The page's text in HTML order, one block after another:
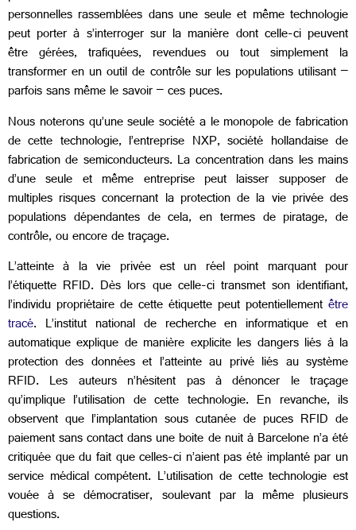
personnelles rassemblées dans une seule et même technologie
peut porter à s’interroger sur la manière dont celle-ci peuvent
être gérées, trafiquées, revendues ou tout simplement la
transformer en un outil de contrôle sur les populations utilisant –
parfois sans même le savoir – ces puces.
Nous noterons qu’une seule société a le monopole de fabrication
de cette technologie, l’entreprise NXP, société hollandaise de
fabrication de semiconducteurs. La concentration dans les mains
d’une seule et même entreprise peut laisser supposer de
multiples risques concernant la protection de la vie privée des
populations dépendantes de cela, en termes de piratage, de
contrôle, ou encore de traçage.
L’atteinte à la vie privée est un réel point marquant pour
l’étiquette RFID. Dès lors que celle-ci transmet son identifiant,
l’individu propriétaire de cette étiquette peut potentiellement être
tracé. L’institut national de recherche en informatique et en
automatique explique de manière explicite les dangers liés à la
protection des données et l’atteinte au privé liés au système
RFID. Les auteurs n’hésitent pas à dénoncer le traçage
qu’implique l’utilisation de cette technologie. En revanche, ils
observent que l’implantation sous cutanée de puces RFID de
paiement sans contact dans une boite de nuit à Barcelone n’a été
critiquée que du fait que celles-ci n’aient pas été implanté par un
service médical compétent. L’utilisation de cette technologie est
vouée à se démocratiser, soulevant par la même plusieurs
questions.